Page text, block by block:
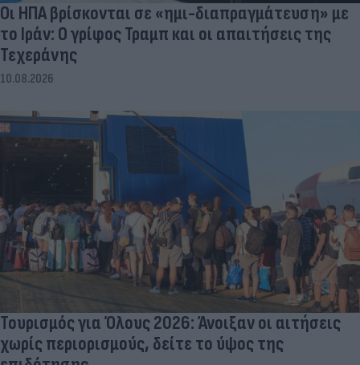
Οι ΗΠΑ βρίσκονται σε «ημι-διαπραγμάτευση» με
το Ιράν: Ο γρίφος Τραμπ και οι απαιτήσεις της
Τεχεράνης
10.08.2026
Τουρισμός για Όλους 2026: Άνοιξαν οι αιτήσεις
χωρίς περιορισμούς, δείτε το ύψος της